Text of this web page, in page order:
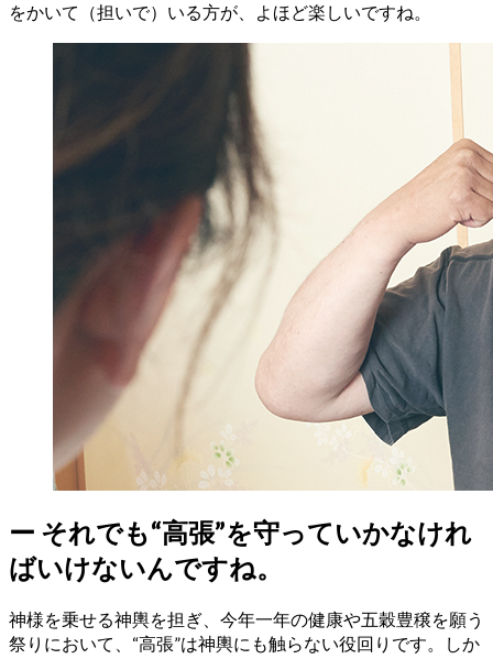
をかいて（担いで）いる方が、よほど楽しいですね。
ー それでも“高張”を守っていかなけれ
ばいけないんですね。
神様を乗せる神輿を担ぎ、今年一年の健康や五穀豊穣を願う
祭りにおいて、“高張”は神輿にも触らない役回りです。しか